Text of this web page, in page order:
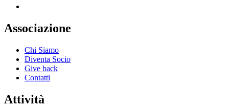
Associazione
Chi Siamo
Diventa Socio
Give back
Contatti
Attività